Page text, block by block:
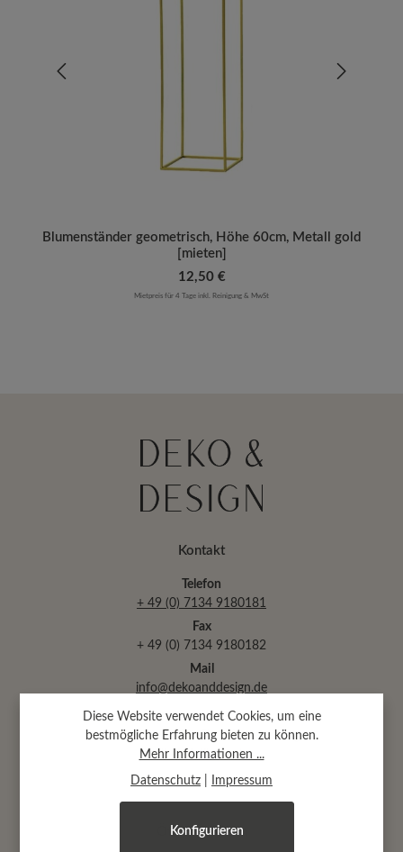
Blumenständer geometrisch, Höhe 60cm, Metall gold
[mieten]
Regulärer Preis:
12,50 €
Mietpreis für 4 Tage inkl. Reinigung & MwSt
Kontakt
Telefon
+ 49 (0) 7134 9180181
Fax
+ 49 (0) 7134 9180182
Mail
info@dekoanddesign.de
Abtsäckerstr. 30 · 74189 Weinsberg
(bei Heilbronn)
Öffnungszeiten
Diese Website verwendet Cookies, um eine
bestmögliche Erfahrung bieten zu können.
Mehr Informationen ...
Datenschutz Impressum
Konfigurieren